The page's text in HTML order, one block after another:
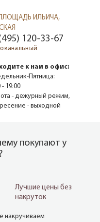
ПЛОЩАДЬ ИЛЬИЧА,
120-33-67
к нам в офис:
Пятница:
- 19:00
- дежурный режим,
- выходной
покупают у
Лучшие цены без
накруток
накручиваем